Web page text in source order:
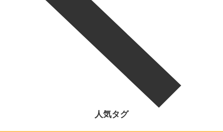
人気タグ